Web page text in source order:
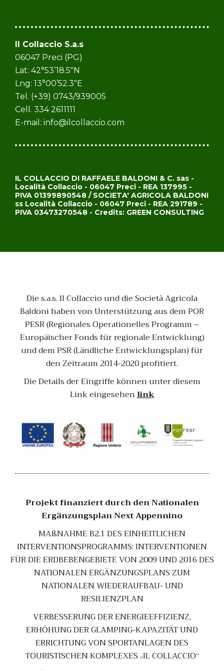
Il Collaccio S.a.s
06047 Preci (PG)
Lat: 42°53’18.5″N
Lng: 13°00’52.3″E
Tel. (+39) 0743/939005
Cell. 334 2611111
E-mail: info@ilcollaccio.com
IL COLLACCIO DI RAFFAELE BALDONI & C. sas -
Località Collaccio - 06047 Preci - REA 137995 -
PIVA 01399890548 / SOCIETA' AGRICOLA BALDONI
ss Località Collaccio - 06047 Preci - REA 291789 -
PIVA 03473270548 - Credits: GREEN CONSULTING
Die s.a.s. Il Collaccio und die Società Agricola
Baldoni haben von Unterstützung aus dem POR
PESR (Regionales Operationelles Programm –
Europäischer Fonds für regionale Entwicklung)
und dem PSR (Ländliche Entwicklungsplan) für
den Zeitraum 2014-2020 profitiert.
Die Details der Eingriffe können unter diesem
Link eingesehenlink
Projekt finanziert durch den Nationalen
Ergänzungsplan Next Appennino
MAßNAHME B2.1 DES EINHEITLICHEN
INTERVENTIONSPROGRAMMS: INTERVENTIONEN
FÜR DIE ERDBEBENGEBIETE VON 2009 UND 2016 DES
NATIONALEN ERGÄNZUNGSPLANS ZUM
NATIONALEN WIEDERAUFBAU- UND
RESILIENZPLAN
VERBESSERUNG DER ENERGIEEFFIZIENZ,
ERHÖHUNG DER GLAMPING-KAPAZITÄT UND
ERRICHTUNG VON SPORTANLAGEN DES
TOURISTISCHEN KOMPLEXES „IL COLLACCIO“